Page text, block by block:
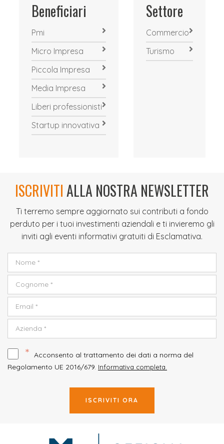
Beneficiari
Pmi
Micro Impresa
Piccola Impresa
Media Impresa
Liberi professionisti
Startup innovativa
Settore
Commercio
Turismo
ISCRIVITIALLA NOSTRA NEWSLETTER
Ti terremo sempre aggiornato sui contributi a fondo
perduto per i tuoi investimenti aziendali e ti invieremo gli
inviti agli eventi informativi gratuiti di Esclamativa.
* Acconsento al trattamento dei dati a norma del
Regolamento UE 2016/679. Informativa completa.
ISCRIVITI ORA